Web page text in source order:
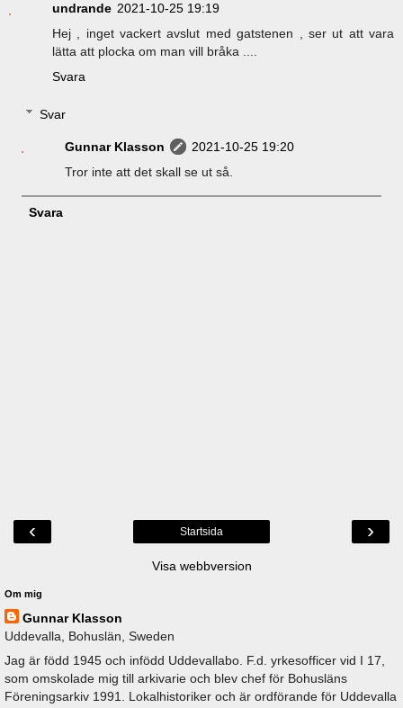
undrande 2021-10-25 19:19
Hej , inget vackert avslut med gatstenen , ser ut att vara
lätta att plocka om man vill bråka ....
Svara
Svar
Gunnar Klasson
2021-10-25 19:20
Tror inte att det skall se ut så.
Svara
‹ ›
Startsida
Visa webbversion
Om mig
Gunnar Klasson
Uddevalla, Bohuslän, Sweden
Jag är född 1945 och infödd Uddevallabo. F.d. yrkesofficer vid I 17,
som omskolade mig till arkivarie och blev chef för Bohusläns
Föreningsarkiv 1991. Lokalhistoriker och är ordförande för Uddevalla